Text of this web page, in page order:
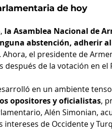
de hoy
la Asamblea Nacional de
abstención, adherir
. Ahora, el presidente de
después de la votación en el
en un ambiente
opositores y oficialistas,
Alén Simonian,
intereses de Occidente y